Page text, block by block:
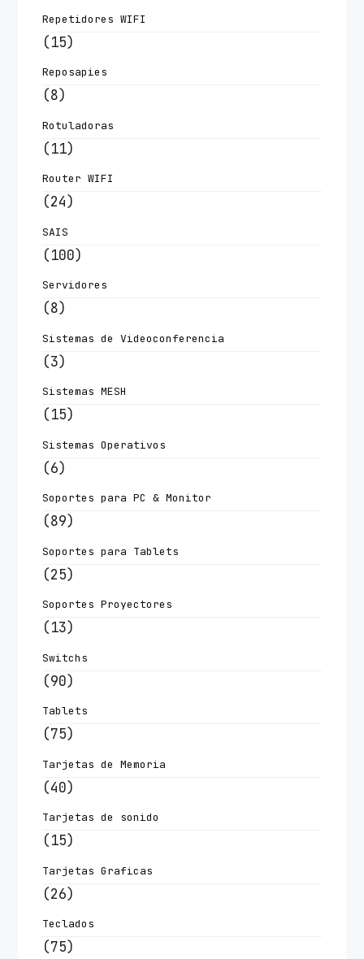
Repetidores WIFI
(15)
Reposapies
(8)
Rotuladoras
(11)
Router WIFI
(24)
SAIS
(100)
Servidores
(8)
Sistemas de Videoconferencia
(3)
Sistemas MESH
(15)
Sistemas Operativos
(6)
Soportes para PC & Monitor
(89)
Soportes para Tablets
(25)
Soportes Proyectores
(13)
Switchs
(90)
Tablets
(75)
Tarjetas de Memoria
(40)
Tarjetas de sonido
(15)
Tarjetas Graficas
(26)
Teclados
(75)